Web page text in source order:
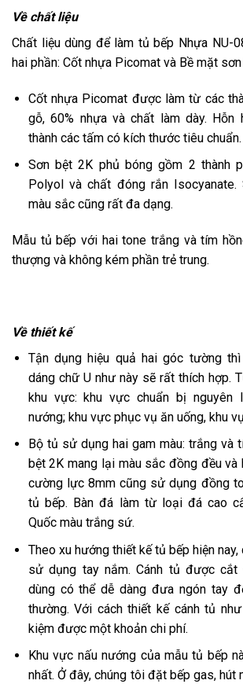
Về chất liệu
Chất liệu dùng để làm tủ bếp Nhựa NU-
hai phần: Cốt nhựa Picomat và Bề mặt
Cốt nhựa Picomat được làm từ các
gỗ, 60% nhựa và chất làm dày.
thành các tấm có kích thước tiêu chuẩn.
Sơn bệt 2K phủ bóng gồm 2 thành
Polyol và chất đóng rắn Isocyanate.
màu sắc cũng rất đa dạng.
Mẫu tủ bếp với hai tone trắng và tím
thượng và không kém phần trẻ trung.
Về thiết kế
Tận dụng hiệu quả hai góc tường
dáng chữ U như này sẽ rất thích hợp.
khu vực: khu vực chuẩn bị nguyên
nướng; khu vực phục vụ ăn uống, khu
Bộ tủ sử dụng hai gam màu: trắng và
bệt 2K mang lại màu sắc đồng đều và
cường lực 8mm cũng sử dụng đồng
tủ bếp. Bàn đá làm từ loại đá cao
Quốc màu trắng sứ.
Theo xu hướng thiết kế tủ bếp hiện
sử dụng tay nắm. Cánh tủ được
dùng có thể dễ dàng đưa ngón tay
thường. Với cách thiết kế cánh tủ
kiệm được một khoản chi phí.
Khu vực nấu nướng của mẫu tủ bếp
nhất. Ở đây, chúng tôi đặt bếp gas, hút